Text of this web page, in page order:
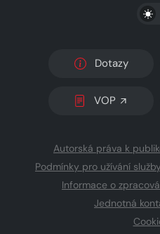
Dotazy
VOP
Autorská práva k
Podmínky pro užívání
Informace o
Jednotná